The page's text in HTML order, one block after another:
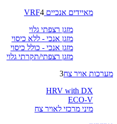
מאיידים אנכיים VRF 4
מזגן רצפתי גלוי
מזגן אנכי - ללא כיסוי
מזגן אנכי - כולל כיסוי
מזגן רצפתי/תקרתי גלוי
מערכות אויר צח3
HRV with DX
ECO-V
מיני מרכזי לאויר צח